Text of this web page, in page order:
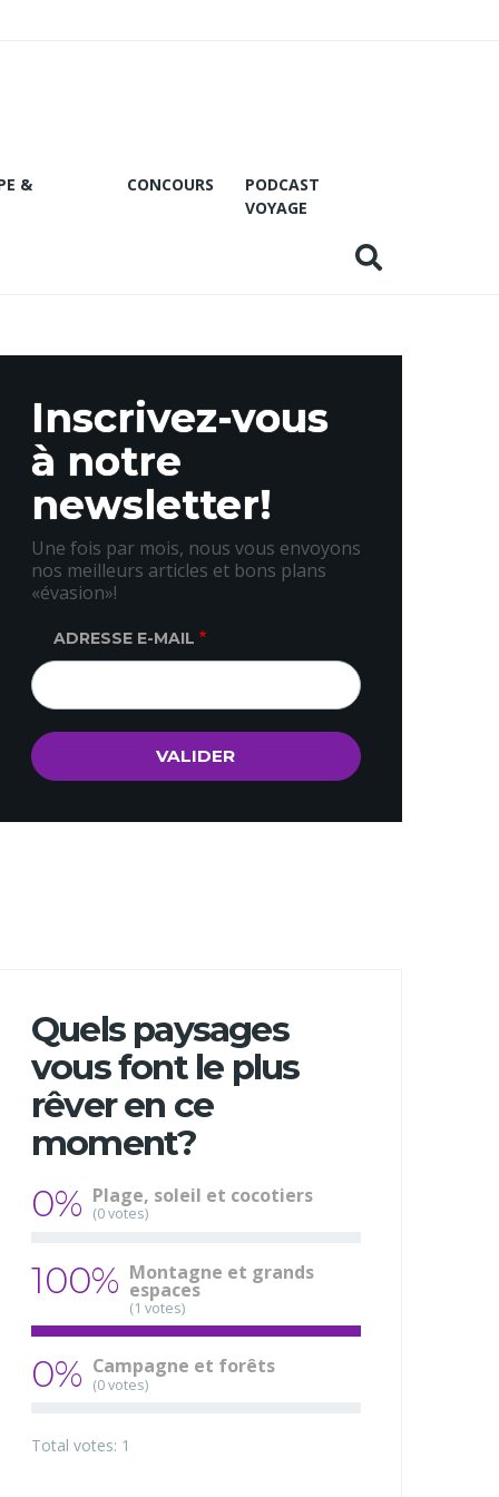
&
CONCOURS
PODCAST
VOYAGE
Inscrivez-vous
à notre
newsletter!
Une fois par mois, nous vous envoyons
nos meilleurs articles et bons plans
«évasion»!
ADRESSE E-MAIL
Quels paysages
vous font le plus
rêver en ce
moment?
0% Plage, soleil et cocotiers
(0 votes)
100% Montagne et grands
espaces
(1 votes)
0% Campagne et forêts
(0 votes)
Total votes: 1